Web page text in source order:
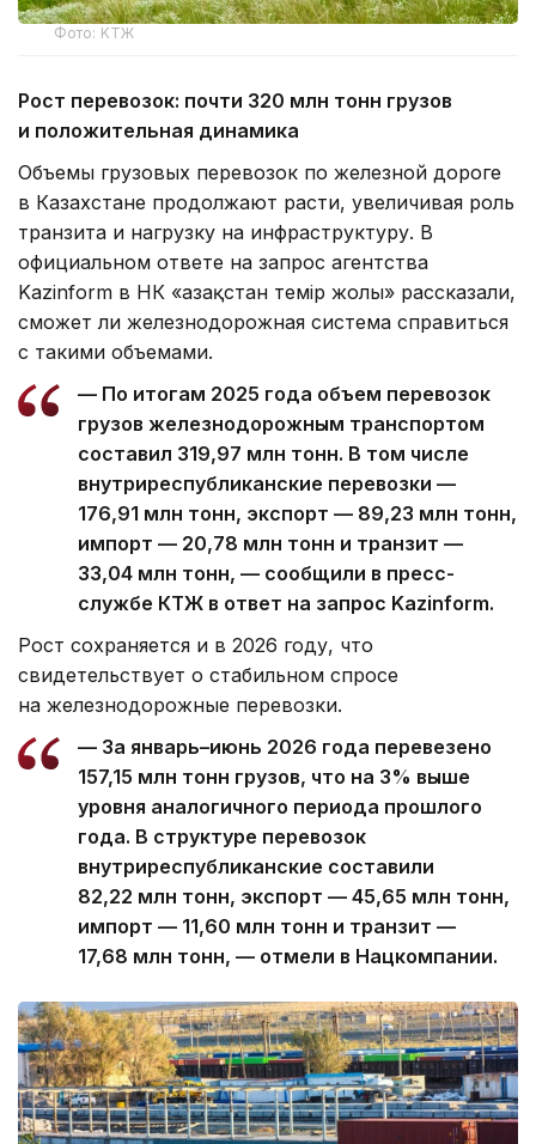
Фото: KТЖ
Рост перевозок: почти 320 млн тонн грузов
и положительная динамика
Объемы грузовых перевозок по железной дороге
в Казахстане продолжают расти, увеличивая роль
транзита и нагрузку на инфраструктуру. В
официальном ответе на запрос агентства
Kazinform в НК «Қазақстан темір жолы» рассказали,
сможет ли железнодорожная система справиться
с такими объемами.
— По итогам 2025 года объем перевозок
грузов железнодорожным транспортом
составил 319,97 млн тонн. В том числе
внутриреспубликанские перевозки —
176,91 млн тонн, экспорт — 89,23 млн тонн,
импорт — 20,78 млн тонн и транзит —
33,04 млн тонн, — сообщили в пресс-
службе КТЖ в ответ на запрос Kazinform.
Рост сохраняется и в 2026 году, что
свидетельствует о стабильном спросе
на железнодорожные перевозки.
— За январь–июнь 2026 года перевезено
157,15 млн тонн грузов, что на 3% выше
уровня аналогичного периода прошлого
года. В структуре перевозок
внутриреспубликанские составили
82,22 млн тонн, экспорт — 45,65 млн тонн,
импорт — 11,60 млн тонн и транзит —
17,68 млн тонн, — отмели в Нацкомпании.